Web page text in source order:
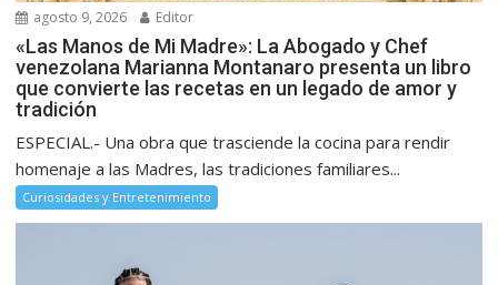
agosto 9, 2026 Editor
«Las Manos de Mi Madre»: La Abogado y Chef
venezolana Marianna Montanaro presenta un libro
que convierte las recetas en un legado de amor y
tradición
ESPECIAL.- Una obra que trasciende la cocina para rendir
homenaje a las Madres, las tradiciones familiares...
Curiosidades y Entretenimiento